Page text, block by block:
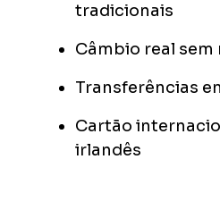
tradicionais
Câmbio real
Transferências
Cartão
irlandês